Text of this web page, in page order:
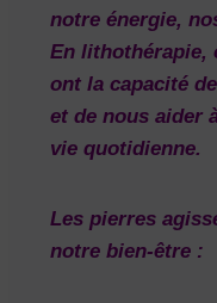
notre énergie,
En lithothérapie,
ont la capacité
et de nous aider
vie quotidienne.
Les pierres
notre bien-être :